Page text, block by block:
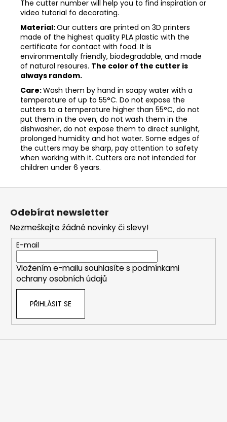
The cutter number will help you to find inspiration or
video tutorial fo decorating.
Material:Our cutters are printed on 3D printers
made of the highest quality PLA plastic with the
certificate for contact with food. It is
environmentally friendly, biodegradable, and made
of natural resoures. The color of the cutter is
always random.
Care:Wash them by hand in soapy water with a
temperature of up to 55°C. Do not expose the
cutters to a temperature higher than 55°C, do not
put them in the oven, do not wash them in the
dishwasher, do not expose them to direct sunlight,
prolonged humidity and hot water. Some edges of
the cutters may be sharp, pay attention to safety
when working with it. Cutters are not intended for
children under 6 years.
Z
Odebírat newsletter
Nezmeškejte žádné novinky či slevy!
E-mail
Vložením e-mailu souhlasíte s podmínkami
ochrany osobních údajů
PŘIHLÁSIT SE